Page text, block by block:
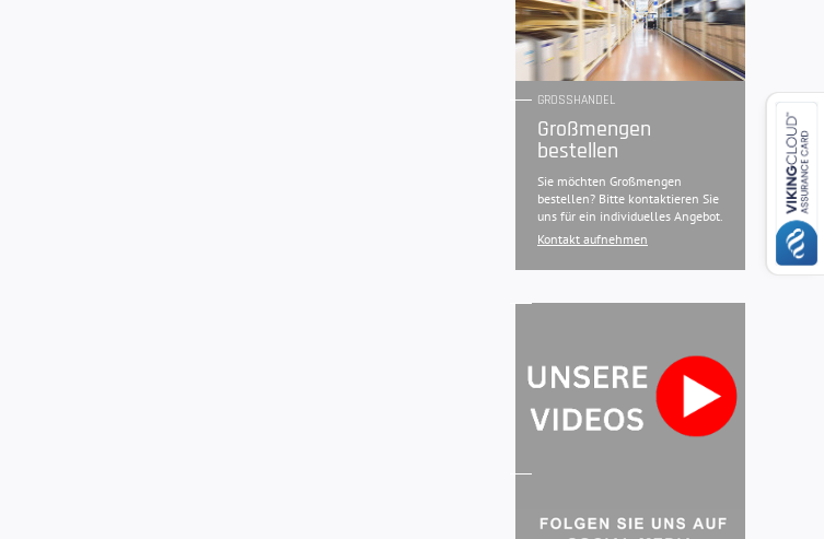
GROSSHANDEL
Großmengen
bestellen
Sie möchten Großmengen
bestellen? Bitte kontaktieren Sie
uns für ein individuelles Angebot.
Kontakt aufnehmen